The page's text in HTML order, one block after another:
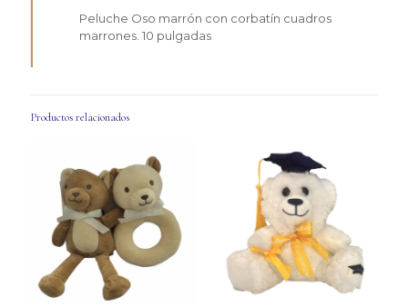
Peluche Oso marrón con corbatín cuadros
marrones. 10 pulgadas
Productos relacionados